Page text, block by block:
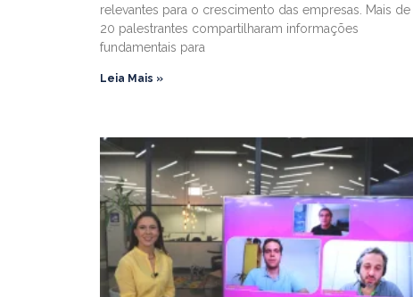
relevantes para o crescimento das empresas. Mais de
20 palestrantes compartilharam informações
fundamentais para
Leia Mais »